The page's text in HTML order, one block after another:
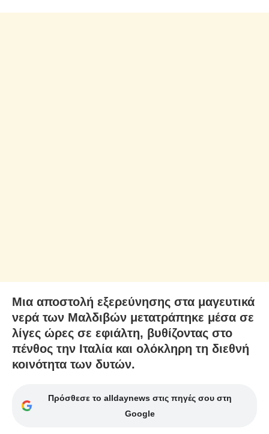
Μια αποστολή εξερεύνησης στα μαγευτικά
νερά των Μαλδιβών μετατράπηκε μέσα σε
λίγες ώρες σε εφιάλτη, βυθίζοντας στο
πένθος την Ιταλία και ολόκληρη τη διεθνή
κοινότητα των δυτών.
Πρόσθεσε το alldaynews στις πηγές σου στη
Google